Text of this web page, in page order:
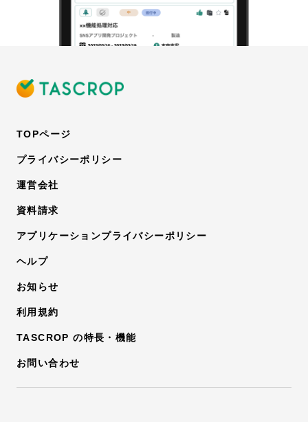
TOPページ
プライバシーポリシー
運営会社
資料請求
アプリケーションプライバシーポリシー
ヘルプ
お知らせ
利用規約
TASCROP の特長・機能
お問い合わせ